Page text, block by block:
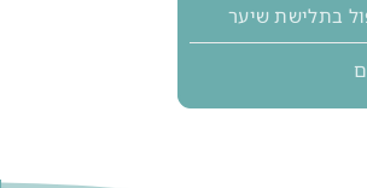
בתלישת שיער